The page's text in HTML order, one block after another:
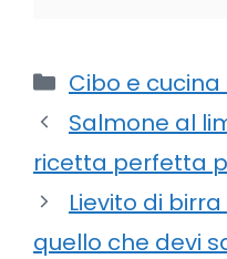
Categorie
Cibo e
Salmone al
ricetta perfetta
Lievito di
quello che devi